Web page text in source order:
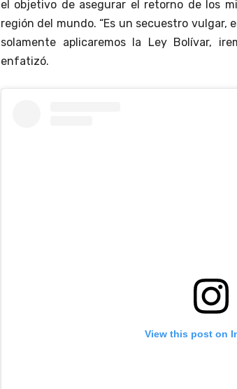
el objetivo de asegurar el retorno de los
región del mundo. “Es un secuestro vulgar,
solamente aplicaremos la Ley Bolívar,
enfatizó.
View this post on